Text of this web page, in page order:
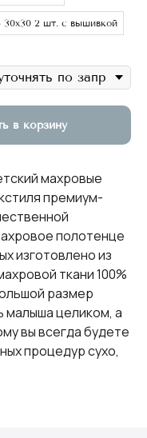
30х30 2 шт. с вышивкой
в корзину
махровые
премиум-
полотенце
изготовлено из
ткани 100%
размер
малыша целиком, а
вы всегда будете
процедур сухо,